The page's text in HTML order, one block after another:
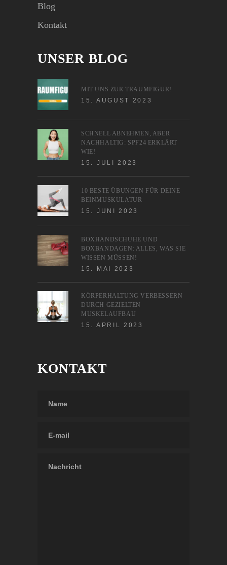
Blog
Kontakt
UNSER BLOG
MIT UNS ZUR TRAUMFIGUR!
15. AUGUST 2023
SCHNELL ABNEHMEN, ABER
NACHHALTIG: SPF24 ERKLÄRT
WIE!
15. JULI 2023
10 BESTE ÜBUNGEN FÜR DEINE
BEINMUSKULATUR
15. JUNI 2023
BOXHANDSCHUHE UND
BOXBANDAGEN: ALLES, WAS SIE
WISSEN MÜSSEN!
15. MAI 2023
KÖRPERHALTUNG VERBESSERN
DURCH GEZIELTEN
MUSKELAUFBAU
15. APRIL 2023
KONTAKT